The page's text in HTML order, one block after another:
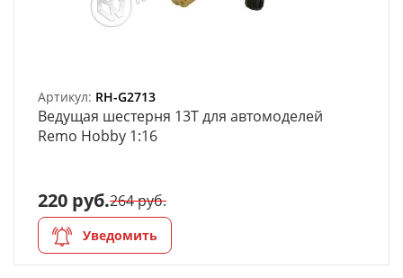
Артикул: RH-G2713
Ведущая шестерня 13T для автомоделей
Remo Hobby 1:16
220 руб.264 руб.
Уведомить